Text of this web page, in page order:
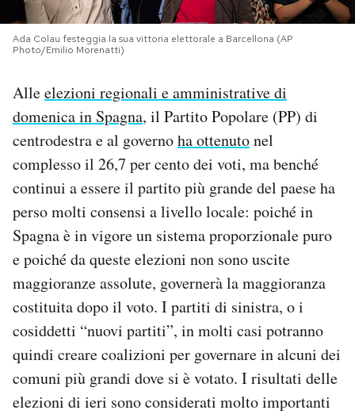
I MIEI PREFERITI
SHOP
CALENDARIO
AREA PERSONALE
Area Personale
Newsletter
Notifiche mobile
Regala il Post
Hai bisogno di aiuto?
Esci
Ada Colau festeggia la sua vittoria elettorale a Barcellona (AP
Photo/Emilio Morenatti)
Alleelezioni regionali e amministrative di
domenica in Spagna, il Partito Popolare (PP) di
centrodestra e al governoha ottenutonel
complesso il 26,7 per cento dei voti, ma benché
continui a essere il partito più grande del paese ha
perso molti consensi a livello locale: poiché in
Spagna è in vigore un sistema proporzionale puro
e poiché da queste elezioni non sono uscite
maggioranze assolute, governerà la maggioranza
costituita dopo il voto. I partiti di sinistra, o i
cosiddetti “nuovi partiti”, in molti casi potranno
quindi creare coalizioni per governare in alcuni dei
comuni più grandi dove si è votato. I risultati delle
elezioni di ieri sono considerati molto importanti